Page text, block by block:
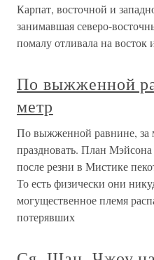
Карпат, восточной и
занимавшая северо-
помалу отливала на восток
По выжженной
метр
По выжженной равнине, за
праздновать. План
после резни в Мистике
То есть физически они
могущественное племя
потерявших